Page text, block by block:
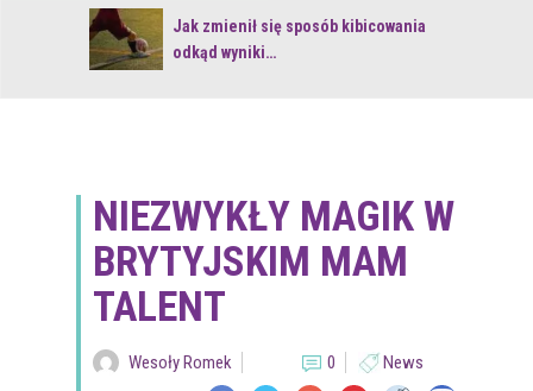
Jak zmienił się sposób kibicowania
odkąd wyniki…
NIEZWYKŁY MAGIK W
BRYTYJSKIM MAM
TALENT
Wesoły Romek 0 News